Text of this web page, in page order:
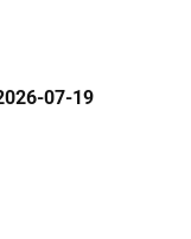
07-19